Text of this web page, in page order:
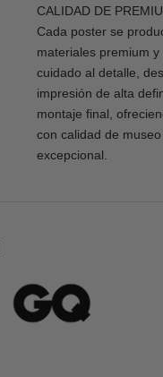
CALIDAD DE
Cada poster se
materiales premium
cuidado al detalle,
impresión de alta
montaje final,
con calidad de
excepcional.